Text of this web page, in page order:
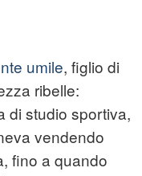
umile, figlio di
ribelle:
di studio sportiva,
vendendo
fino a quando